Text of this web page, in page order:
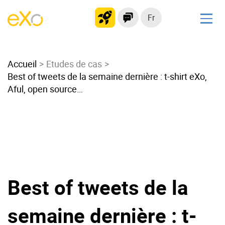
Fr
Intranet moderne
Plateforme collaborative
Réseau social
Migrer vers eXo Platform
Produit
Accueil
Etudes de cas
Best of tweets de la semaine dernière : t-shirt eXo,
Aful, open source…
Best of tweets de la
semaine dernière : t-